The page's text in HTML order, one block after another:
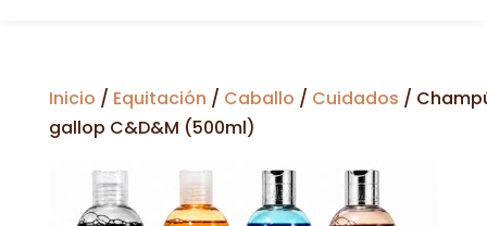
Inicio / Equitación / Caballo / Cuidados /
gallop C&D&M (500ml)